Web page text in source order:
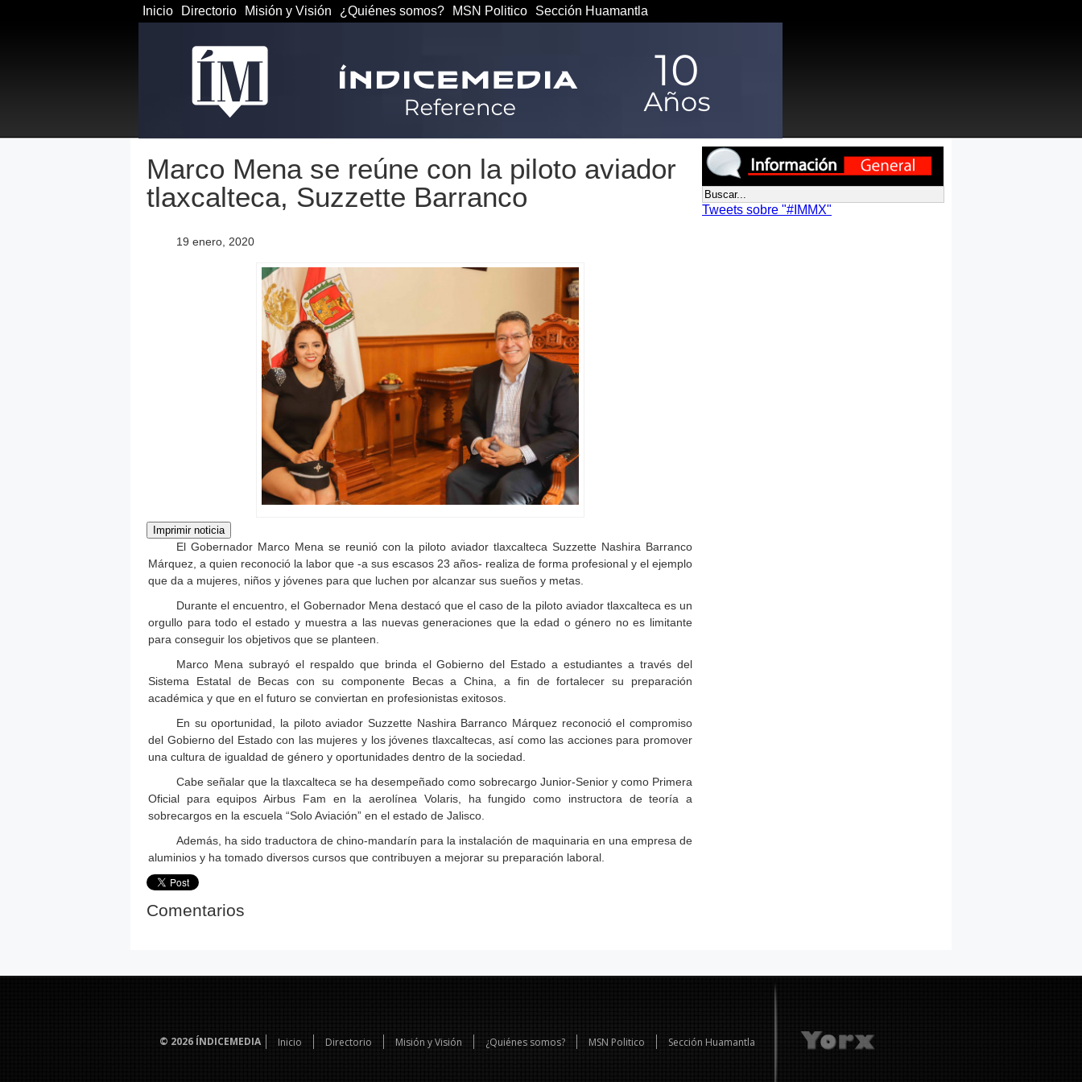
Inicio Directorio Misión y Visión ¿Quiénes somos? MSN Politico Sección Huamantla
Marco Mena se reúne con la piloto aviador
tlaxcalteca, Suzzette Barranco
19 enero, 2020
El Gobernador Marco Mena se reunió con la piloto aviador tlaxcalteca Suzzette Nashira Barranco
Márquez, a quien reconoció la labor que -a sus escasos 23 años- realiza de forma profesional y el ejemplo
que da a mujeres, niños y jóvenes para que luchen por alcanzar sus sueños y metas.
Durante el encuentro, el Gobernador Mena destacó que el caso de la piloto aviador tlaxcalteca es un
orgullo para todo el estado y muestra a las nuevas generaciones que la edad o género no es limitante
para conseguir los objetivos que se planteen.
Marco Mena subrayó el respaldo que brinda el Gobierno del Estado a estudiantes a través del
Sistema Estatal de Becas con su componente Becas a China, a fin de fortalecer su preparación
académica y que en el futuro se conviertan en profesionistas exitosos.
En su oportunidad, la piloto aviador Suzzette Nashira Barranco Márquez reconoció el compromiso
del Gobierno del Estado con las mujeres y los jóvenes tlaxcaltecas, así como las acciones para promover
una cultura de igualdad de género y oportunidades dentro de la sociedad.
Cabe señalar que la tlaxcalteca se ha desempeñado como sobrecargo Junior-Senior y como Primera
Oficial para equipos Airbus Fam en la aerolínea Volaris, ha fungido como instructora de teoría a
sobrecargos en la escuela “Solo Aviación” en el estado de Jalisco.
Además, ha sido traductora de chino-mandarín para la instalación de maquinaria en una empresa de
aluminios y ha tomado diversos cursos que contribuyen a mejorar su preparación laboral.
Comentarios
Tweets sobre "#IMMX"
Inicio Directorio Misión y Visión ¿Quiénes somos? MSN Politico Sección Huamantla
© 2026 ÍNDICEMEDIA